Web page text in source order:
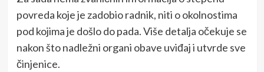
povreda koje je zadobio radnik, niti o okolnostima
pod kojima je došlo do pada. Više detalja očekuje se
nakon što nadležni organi obave uviđaj i utvrde sve
činjenice.